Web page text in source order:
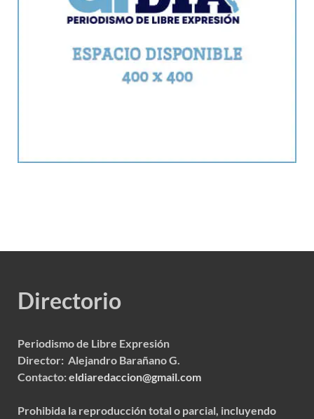
Directorio
Periodismo de Libre Expresión
Director: Alejandro Barañano G.
Contacto:eldiaredaccion@gmail.com
Prohibida la reproducción total o parcial, incluyendo